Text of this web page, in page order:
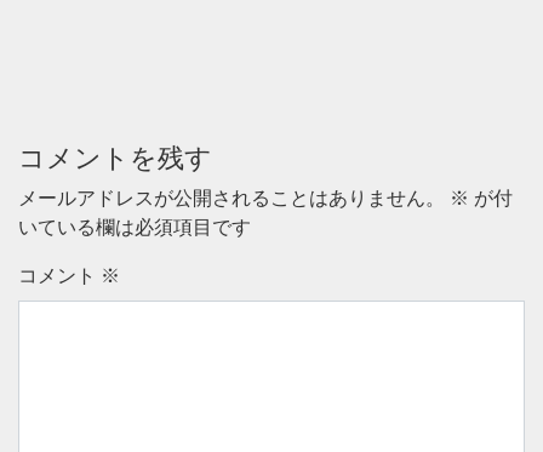
コメントを残す
メールアドレスが公開されることはありません。 ※ が付
いている欄は必須項目です
コメント ※